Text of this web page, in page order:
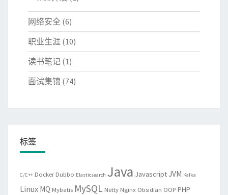
网络安全 (6)
职业生涯 (10)
读书笔记 (1)
面试集锦 (74)
标签
C/C++ Docker Dubbo Elasticsearch Java JavascriptJVM Kafka
Linux MQ Mybatis MySQL Netty Nginx Obsidian OOP PHP